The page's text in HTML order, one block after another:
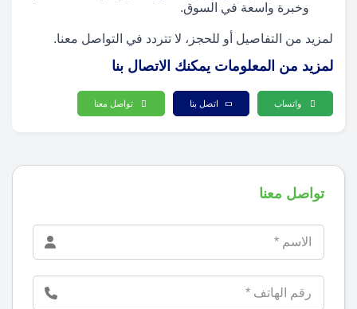
وخبرة واسعة في السوق.
لمزيد من التفاصيل أو للحجز، لا تتردد في التواصل معنا.
لمزيد من المعلومات يمكنك الاتصال بنا
واتساب اتصل بنا تواصل معنا
تواصل معنا